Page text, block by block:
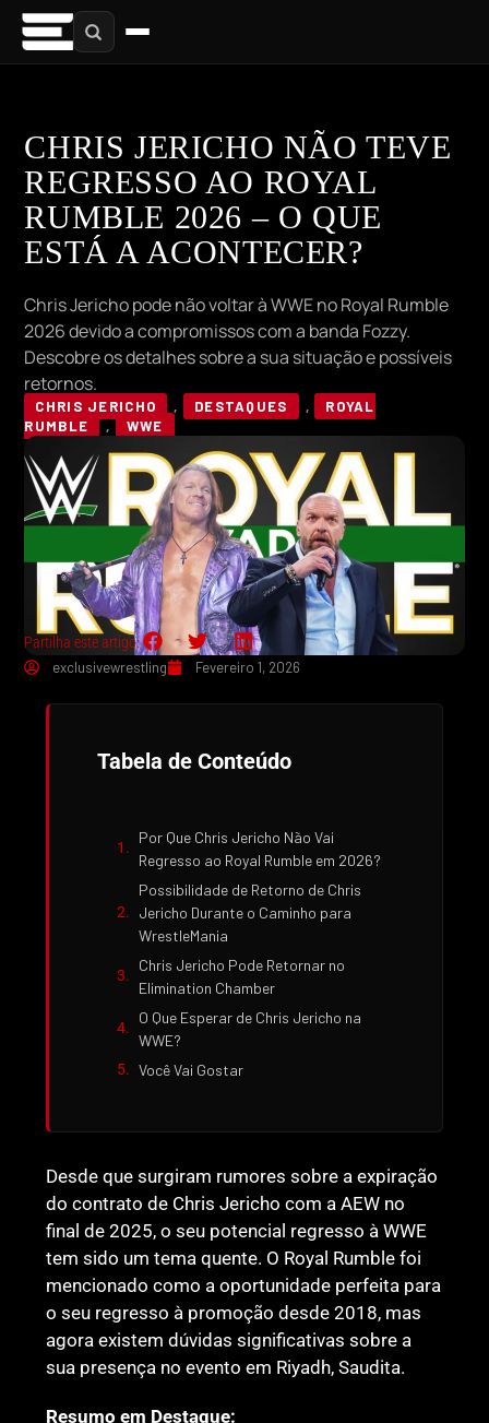
CHRIS JERICHO NÃO TEVE
REGRESSO AO ROYAL
RUMBLE 2026 – O QUE
ESTÁ A ACONTECER?
Chris Jericho pode não voltar à WWE no Royal Rumble
2026 devido a compromissos com a banda Fozzy.
Descobre os detalhes sobre a sua situação e possíveis
retornos.
CHRIS JERICHO , DESTAQUES ,
ROYAL
RUMBLE
, WWE
Partilha este artigo:
exclusivewrestling
Fevereiro 1, 2026
Tabela de Conteúdo
Por Que Chris Jericho Não Vai
Regresso ao Royal Rumble em 2026?
Possibilidade de Retorno de Chris
Jericho Durante o Caminho para
WrestleMania
Chris Jericho Pode Retornar no
Elimination Chamber
O Que Esperar de Chris Jericho na
WWE?
Você Vai Gostar
Desde que surgiram rumores sobre a expiração
do contrato de Chris Jericho com a AEW no
final de 2025, o seu potencial regresso à WWE
tem sido um tema quente. O Royal Rumble foi
mencionado como a oportunidade perfeita para
o seu regresso à promoção desde 2018, mas
agora existem dúvidas significativas sobre a
sua presença no evento em Riyadh, Saudita.
Resumo em Destaque: